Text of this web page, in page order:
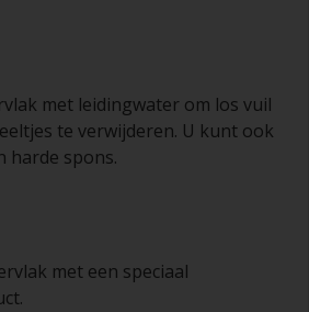
met leidingwater om los vuil
te verwijderen. U kunt ook
harde spons.
met een speciaal